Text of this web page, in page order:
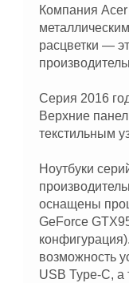
Компания
расцветки —
Серия 2016
Верхние
текстильным
Ноутбуки
оснащены
GeForce
возможность
USB Type-C, а